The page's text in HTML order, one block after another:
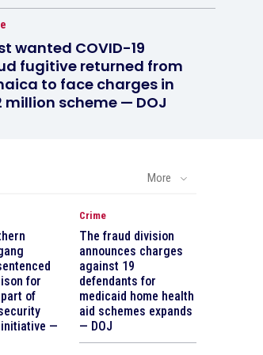
wanted COVID-19
fugitive returned from
to face charges in
million scheme — DOJ
More
for
of
—
Crime
The fraud division
announces charges
against 19
defendants for
medicaid home health
aid schemes expands
— DOJ